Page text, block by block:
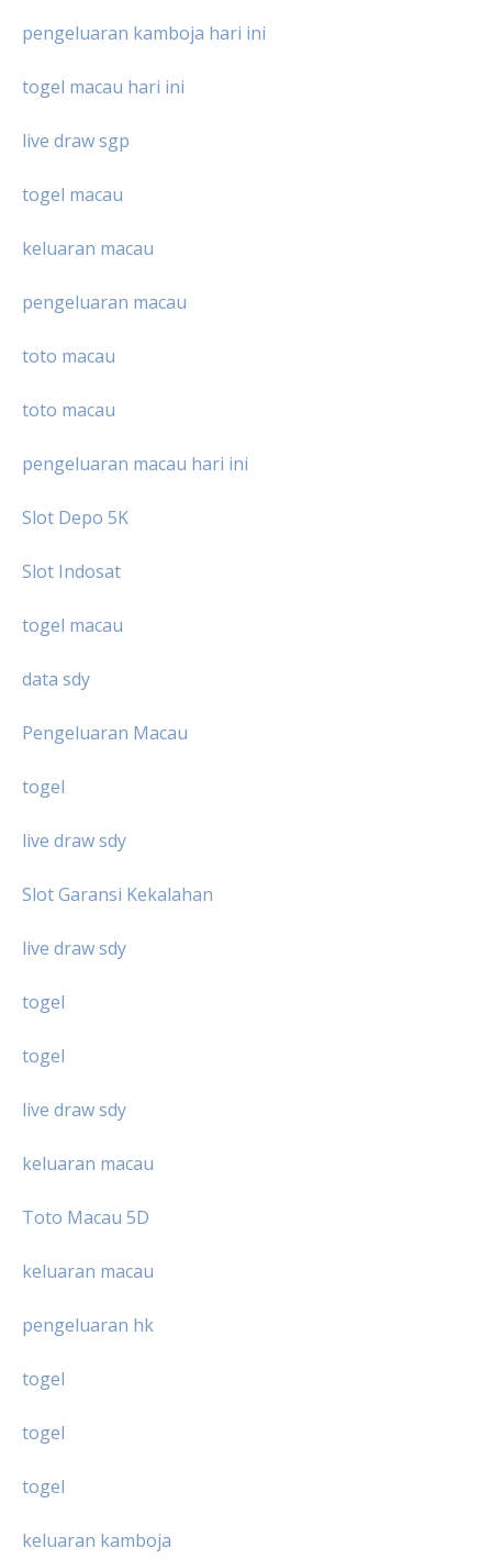
pengeluaran kamboja hari ini
togel macau hari ini
live draw sgp
togel macau
keluaran macau
pengeluaran macau
toto macau
toto macau
pengeluaran macau hari ini
Slot Depo 5K
Slot Indosat
togel macau
data sdy
Pengeluaran Macau
togel
live draw sdy
Slot Garansi Kekalahan
live draw sdy
togel
togel
live draw sdy
keluaran macau
Toto Macau 5D
keluaran macau
pengeluaran hk
togel
togel
togel
keluaran kamboja